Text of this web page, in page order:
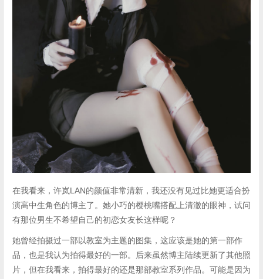
在我看来，许岚LAN的颜值非常清新，我还没有见过比她更适合扮
演高中生角色的博主了。她小巧的樱桃嘴搭配上清澈的眼神，试问
有那位男生不希望自己的初恋女友长这样呢？
她曾经拍摄过一部以教室为主题的图集，这应该是她的第一部作
品，也是我认为拍得最好的一部。后来虽然博主陆续更新了其他照
片，但在我看来，拍得最好的还是那部教室系列作品。可能是因为